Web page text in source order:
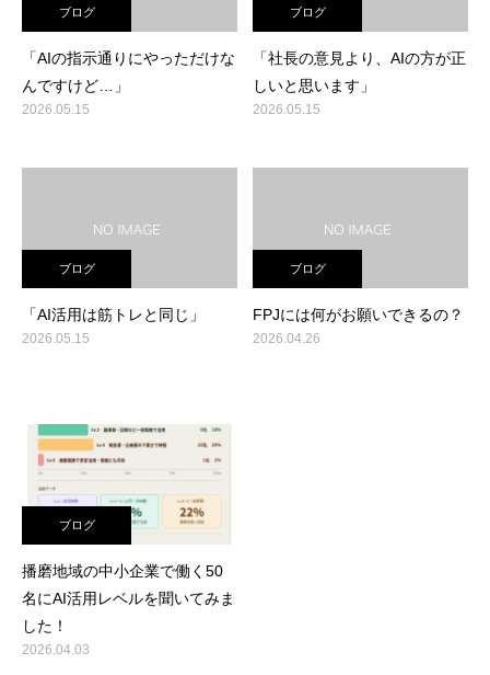
ブログ
「AIの指示通りにやっただけな
んですけど…」
2026.05.15
ブログ
「社長の意見より、AIの方が正
しいと思います」
2026.05.15
ブログ
「AI活用は筋トレと同じ」
2026.05.15
ブログ
FPJには何がお願いできるの？
2026.04.26
ブログ
播磨地域の中小企業で働く50
名にAI活用レベルを聞いてみま
した！
2026.04.03